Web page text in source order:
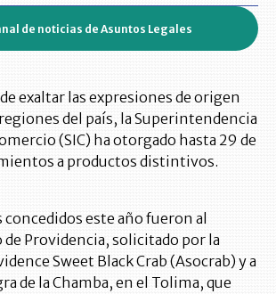
de noticias de Asuntos Legales
exaltar las expresiones de origen
del país, la Superintendencia
(SIC) ha otorgado hasta 29 de
a productos distintivos.
este año fueron al
de Providencia, solicitado por la
Sweet Black Crab (Asocrab) y a
de la Chamba, en el Tolima, que